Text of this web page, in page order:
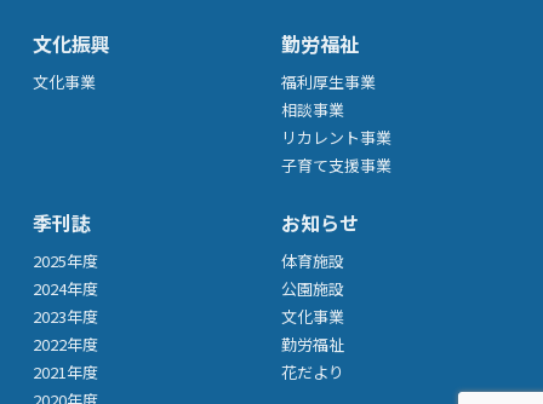
文化振興
文化事業
勤労福祉
福利厚生事業
相談事業
リカレント事業
子育て支援事業
季刊誌
2025年度
2024年度
2023年度
2022年度
2021年度
お知らせ
体育施設
公園施設
文化事業
勤労福祉
花だより